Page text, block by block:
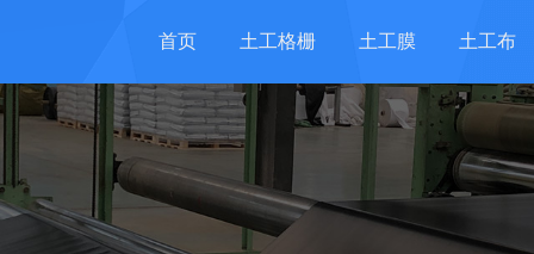
首页 土工格栅 土工膜 土工布